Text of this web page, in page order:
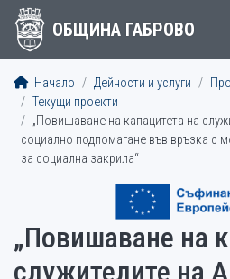
ОБЩИНА ГАБРОВО
Начало Дейности и услуги
Текущи проекти
„Повишаване на капацитета на
социално подпомагане във връзка с
за социална закрила“
„Повишаване на
служителите на